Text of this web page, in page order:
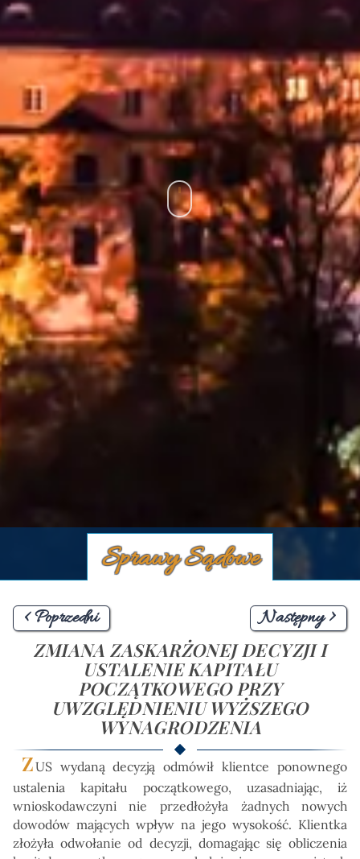
Sprawy Sądowe
< Poprzedni
Następny >
ZMIANA ZASKARŻONEJ DECYZJI I
USTALENIE KAPITAŁU
POCZĄTKOWEGO PRZY
UWZGLĘDNIENIU WYŻSZEGO
WYNAGRODZENIA
ZUS wydaną decyzją odmówił klientce ponownego
ustalenia kapitału początkowego, uzasadniając, iż
wnioskodawczyni nie przedłożyła żadnych nowych
dowodów mających wpływ na jego wysokość. Klientka
złożyła odwołanie od decyzji, domagając się obliczenia